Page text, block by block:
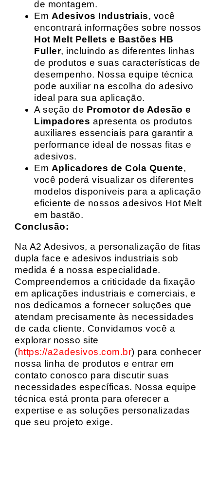
de montagem.
Em Adesivos Industriais, você
encontrará informações sobre nossos
Hot Melt Pellets e Bastões HB
Fuller, incluindo as diferentes linhas
de produtos e suas características de
desempenho. Nossa equipe técnica
pode auxiliar na escolha do adesivo
ideal para sua aplicação.
A seção de Promotor de Adesão e
Limpadores apresenta os produtos
auxiliares essenciais para garantir a
performance ideal de nossas fitas e
adesivos.
Em Aplicadores de Cola Quente,
você poderá visualizar os diferentes
modelos disponíveis para a aplicação
eficiente de nossos adesivos Hot Melt
em bastão.
Conclusão:
Na A2 Adesivos, a personalização de fitas
dupla face e adesivos industriais sob
medida é a nossa especialidade.
Compreendemos a criticidade da fixação
em aplicações industriais e comerciais, e
nos dedicamos a fornecer soluções que
atendam precisamente às necessidades
de cada cliente. Convidamos você a
explorar nosso site
(https://a2adesivos.com.br) para conhecer
nossa linha de produtos e entrar em
contato conosco para discutir suas
necessidades específicas. Nossa equipe
técnica está pronta para oferecer a
expertise e as soluções personalizadas
que seu projeto exige.